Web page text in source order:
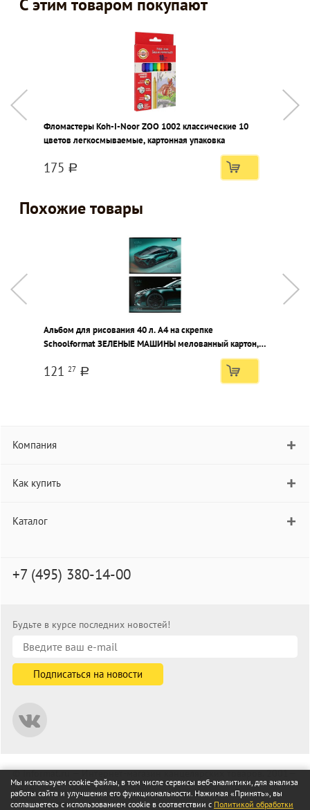
С этим товаром покупают
Фломастеры Koh-I-Noor ZOO 1002 классические 10
цветов легкосмываемые, картонная упаковка
175 a
Похожие товары
Альбом для рисования 40 л. А4 на скрепке
Schoolformat ЗЕЛЕНЫЕ МАШИНЫ мелованный картон,
121 27 a
Компания
Как купить
Каталог
+7 (495) 380-14-00
Будьте в курсе последних новостей!
© informat.ru — Интернет-магазин канцелярских товаров. 2001—
2026
Все права защищены
Мы используем cookie-файлы, в том числе сервисы веб-аналитики, для анализа
работы сайта и улучшения его функциональности. Нажимая «Принять», вы
соглашаетесь с использованием cookie в соответствии с Политикой обработки